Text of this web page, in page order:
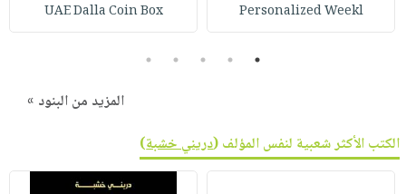
Personalized Weekl
UAE Dalla Coin Box
1
2
3
4
5
المزيد من البنود »
الكتب الأكثر شعبية لنفس المؤلف (دريني خشبة)